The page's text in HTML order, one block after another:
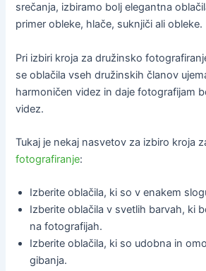
srečanja, izbiramo bolj elegantna
primer obleke, hlače, suknjiči ali obleke.
Pri izbiri kroja za družinsko
se oblačila vseh družinskih članov
harmoničen videz in daje fotografijam
videz.
Tukaj je nekaj nasvetov za izbiro kroja
fotografiranje:
Izberite oblačila, ki so v enakem
Izberite oblačila v svetlih barvah, ki
na fotografijah.
Izberite oblačila, ki so udobna in
gibanja.